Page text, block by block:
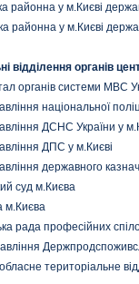
районна у м.Києві
районна у м.Києві
відділення органів
органів системи МВС
національної
ДСНС України у
ДПС у м.Києві
державного
суд м.Києва
м.Києва
рада професійних
територіальне